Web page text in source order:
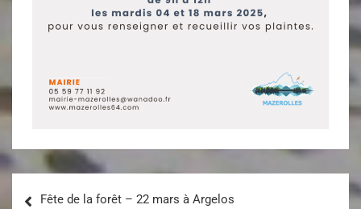
Fête de la forêt – 22 mars à Argelos